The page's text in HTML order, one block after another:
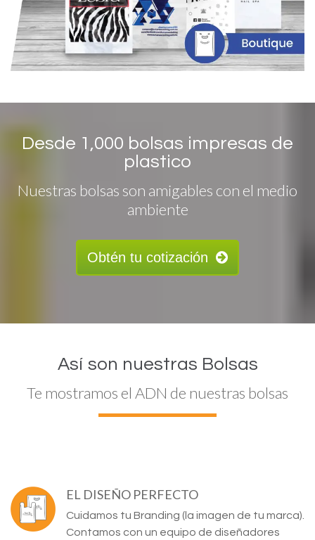
Desde 1,000 bolsas impresas de
plastico
Nuestras bolsas son amigables con el medio
ambiente
Obtén tu cotización
Así son nuestras Bolsas
Te mostramos el ADN de nuestras bolsas
EL DISEÑO PERFECTO
Cuidamos tu Branding (la imagen de tu marca).
Contamos con un equipo de diseñadores